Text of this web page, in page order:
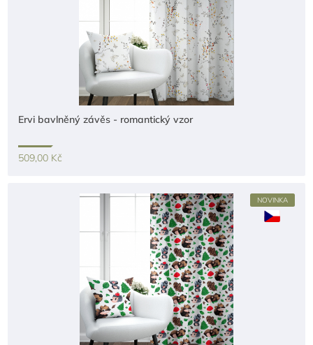
Ervi bavlněný závěs - romantický vzor
509,00 Kč
NOVINKA